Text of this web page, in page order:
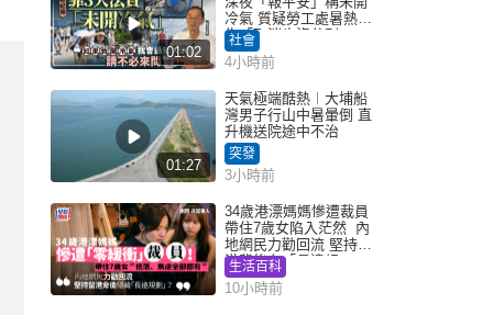
01:02
冷氣 質疑勞工處暑熱警
告「取消也沒分別」
社會
4小時前
01:27
天氣極端酷熱︱大埔船
灣男子行山中暑暈倒 直
升機送院途中不治
突發
3小時前
34歲港漂媽媽慘遭裁員
帶住7歲女陷入茫然 內
地網民力勸回流 堅持留
港背後有「長遠規
劃」？
生活百科
10小時前